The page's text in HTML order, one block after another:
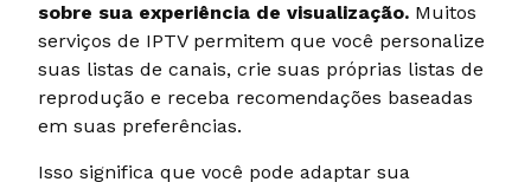
sobre sua experiência de visualização. Muitos
serviços de IPTV permitem que você personalize
suas listas de canais, crie suas próprias listas de
reprodução e receba recomendações baseadas
em suas preferências.
Isso significa que você pode adaptar sua